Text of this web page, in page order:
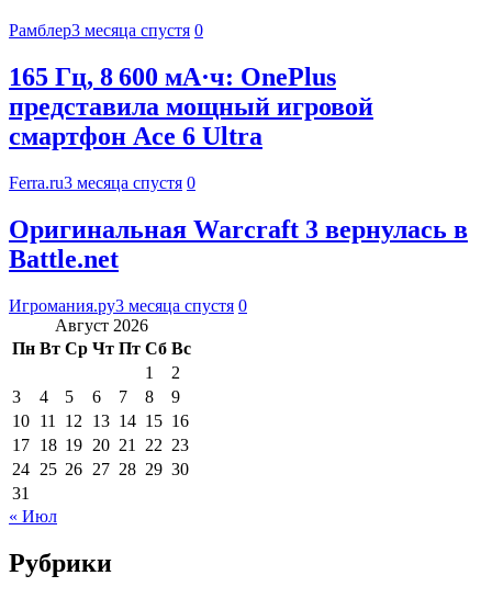
Рамблер3 месяца спустя 0
165 Гц, 8 600 мА·ч: OnePlus
представила мощный игровой
смартфон Ace 6 Ultra
Ferra.ru3 месяца спустя 0
Оригинальная Warcraft 3 вернулась в
Battle.net
Игромания.ру3 месяца спустя 0
Август 2026
Пн Вт Ср Чт Пт Сб Вс
1
2
3
4 5 6 7 8
9
10 11 12 13 14 15 16
17 18 19 20 21 22 23
24 25 26 27 28 29 30
31
« Июл
Рубрики